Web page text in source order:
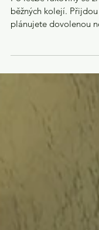
onkologických
Po léčbě rakoviny se
kontroly. A najednou
hůř spíte. Častěji
nebolí záda víc než
těle začne mít nový
otázka: Co když se
existuje dokonce